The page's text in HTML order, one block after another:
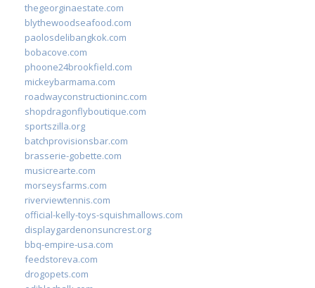
thegeorginaestate.com
blythewoodseafood.com
paolosdelibangkok.com
bobacove.com
phoone24brookfield.com
mickeybarmama.com
roadwayconstructioninc.com
shopdragonflyboutique.com
sportszilla.org
batchprovisionsbar.com
brasserie-gobette.com
musicrearte.com
morseysfarms.com
riverviewtennis.com
official-kelly-toys-squishmallows.com
displaygardenonsuncrest.org
bbq-empire-usa.com
feedstoreva.com
drogopets.com